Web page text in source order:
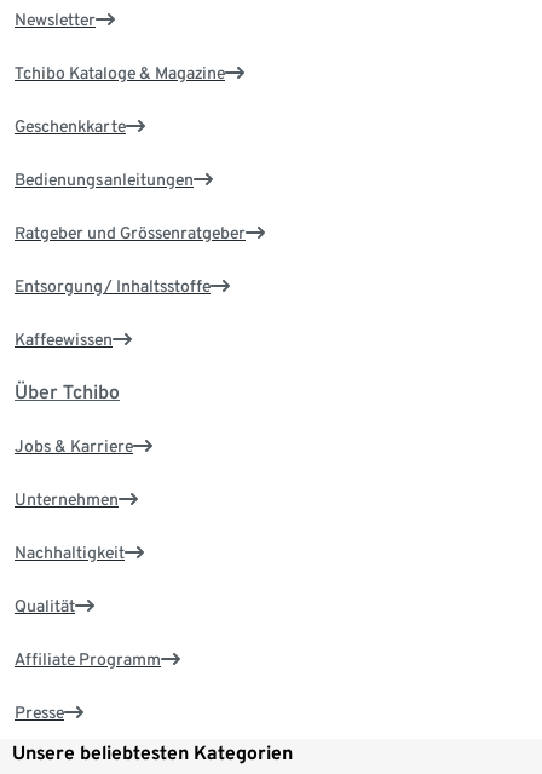
Newsletter
Tchibo Kataloge & Magazine
Geschenkkarte
Bedienungsanleitungen
Ratgeber und Grössenratgeber
Entsorgung/ Inhaltsstoffe
Kaffeewissen
Über Tchibo
Jobs & Karriere
Unternehmen
Nachhaltigkeit
Qualität
Affiliate Programm
Presse
Unsere beliebtesten Kategorien